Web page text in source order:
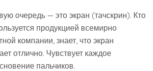
очередь — это экран (тачскрин). Кто
продукцией всемирно
компании, знает, что экран
отлично. Чувствует каждое
пальчиков.